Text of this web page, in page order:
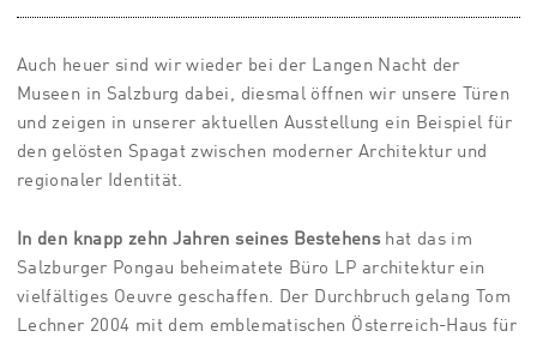
Auch heuer sind wir wieder bei der Langen Nacht der
Museen in Salzburg dabei, diesmal öffnen wir unsere Türen
und zeigen in unserer aktuellen Ausstellung ein Beispiel für
den gelösten Spagat zwischen moderner Architektur und
regionaler Identität.
In den knapp zehn Jahren seines Bestehenshat das im
Salzburger Pongau beheimatete Büro LP architektur ein
vielfältiges Oeuvre geschaffen. Der Durchbruch gelang Tom
Lechner 2004 mit dem emblematischen Österreich-Haus für